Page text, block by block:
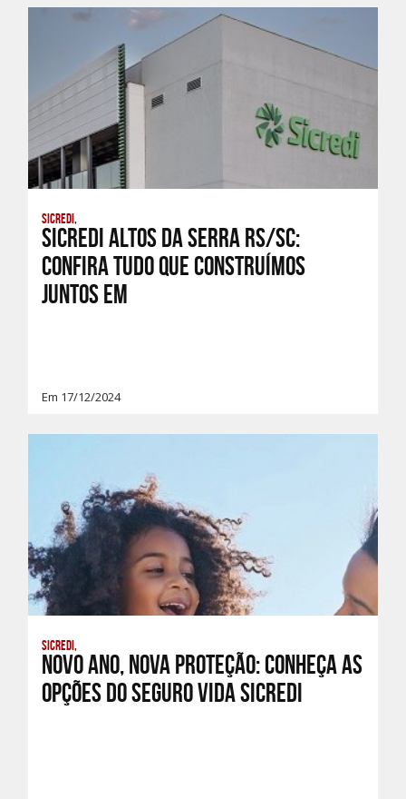
Sicredi,
Sicredi Altos da Serra RS/SC:
Confira tudo que construímos
JUNTOS em
Em 17/12/2024
Sicredi,
Novo ano, nova proteção: Conheça as
opções do Seguro Vida Sicredi